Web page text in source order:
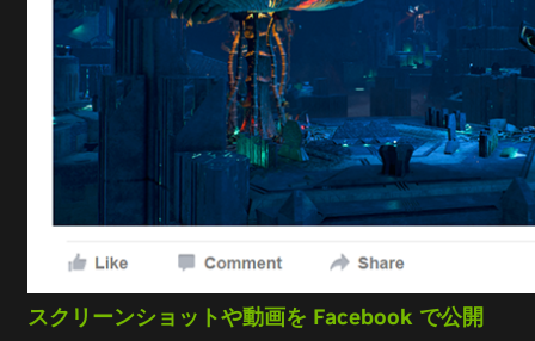
スクリーンショットや動画を Facebook で公開